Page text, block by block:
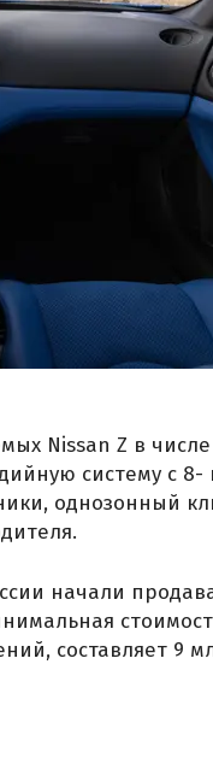
Nissan Z в
систему с 8-
однозонный
начали
составляет 9